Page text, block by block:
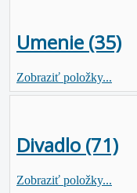
Umenie (35)
Zobraziť položky...
Divadlo (71)
Zobraziť položky...